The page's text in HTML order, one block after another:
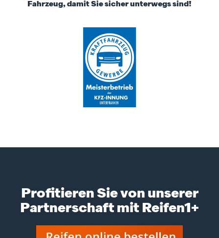
Fahrzeug, damit Sie sicher unterwegs sind!
Profitieren Sie von unserer
Partnerschaft mit Reifen1+